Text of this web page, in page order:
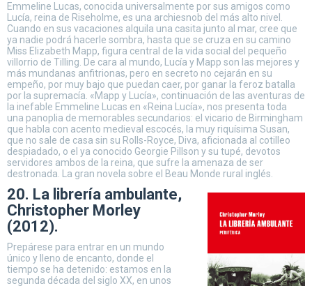
Emmeline Lucas, conocida universalmente por sus amigos como
Lucía, reina de Riseholme, es una archiesnob del más alto nivel.
Cuando en sus vacaciones alquila una casita junto al mar, cree que
ya nadie podrá hacerle sombra, hasta que se cruza en su camino
Miss Elizabeth Mapp, figura central de la vida social del pequeño
villorrio de Tilling. De cara al mundo, Lucía y Mapp son las mejores y
más mundanas anfitrionas, pero en secreto no cejarán en su
empeño, por muy bajo que puedan caer, por ganar la feroz batalla
por la supremacía. «Mapp y Lucía», continuación de las aventuras de
la inefable Emmeline Lucas en «Reina Lucía», nos presenta toda
una panoplia de memorables secundarios: el vicario de Birmingham
que habla con acento medieval escocés, la muy riquísima Susan,
que no sale de casa sin su Rolls-Royce, Diva, aficionada al cotilleo
despiadado, o el ya conocido Georgie Pillson y su tupé, devotos
servidores ambos de la reina, que sufre la amenaza de ser
destronada. La gran novela sobre el Beau Monde rural inglés.
20. La librería ambulante,
Christopher Morley
(2012).
Prepárese para entrar en un mundo
único y lleno de encanto, donde el
tiempo se ha detenido: estamos en la
segunda década del siglo XX, en unos